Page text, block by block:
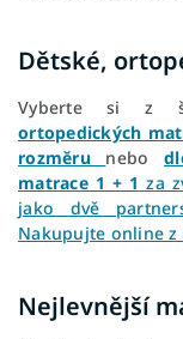
Dětské,
Vyberte si z
ortopedických
rozměru nebo
matrace 1 + 1 za
jako dvě
Nakupujte online
Nejlevnější